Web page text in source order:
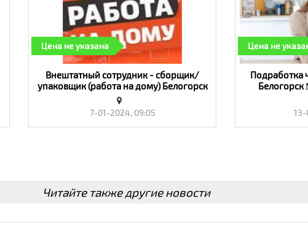
Цена не указана
Внештатный сотрудник - сборщик/
упаковщик (работа на дому) Белогорск
№ 1995496 - «Работа»
7-01-2024, 09:05
Цена не
Пoдpaбoткa
Белогорск
Читайте также другие новости